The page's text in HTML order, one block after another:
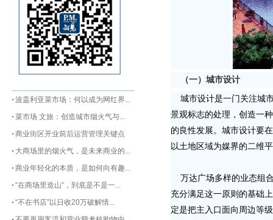
波盖利亚菜市场：何以成为网红界...
菜市场 文旅：创造城市烟火气与...
商业街区开业前后运营管理关键点
大商场里的烟火气，是未来商业的...
商业年轻化的本质，是如何向有趣...
“在商场里造山”，到底是不是一...
“不在书店”以日收20万破解情...
（一）城市设计
城市设计是一门关注城
景观标志的处理，创造一
的良性发展。城市设计要
以土地区域为媒界的二维
万达广场多样的业态组
充分满足这一原则的基础
定是把主入口面向周边等